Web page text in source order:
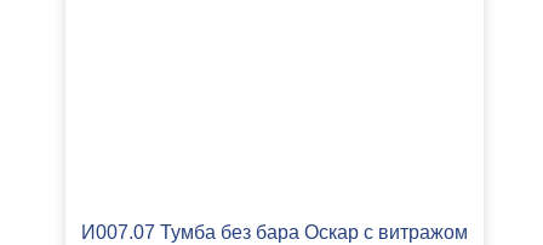
И007.07 Тумба без бара Оскар с витражом